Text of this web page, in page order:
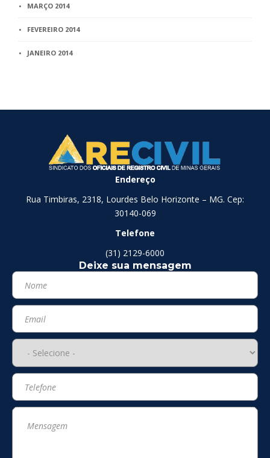
MARÇO 2014
FEVEREIRO 2014
JANEIRO 2014
Endereço
Rua Timbiras, 2318, Lourdes Belo Horizonte – MG. Cep:
30140-069
Telefone
(31) 2129-6000
Deixe sua mensagem